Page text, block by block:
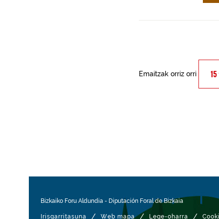
Emaitzak orriz orri
Bizkaiko Foru Aldundia - Diputación Foral de Bizkaia
Irisgarritasuna / Web mapa / Lege-oharra /